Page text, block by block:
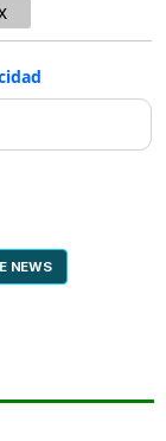
NEWS